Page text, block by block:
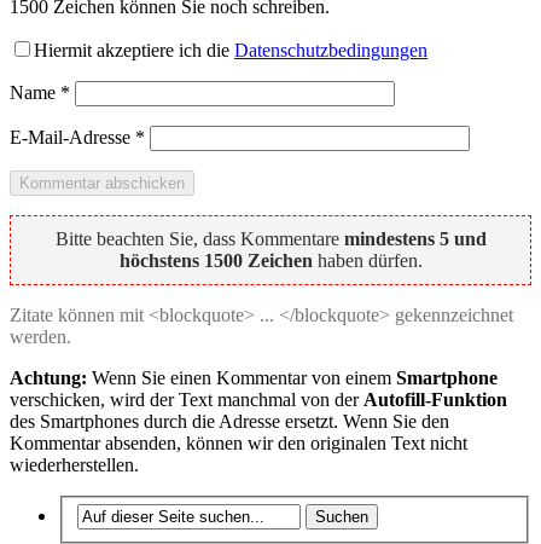
1500 Zeichen können Sie noch schreiben.
Hiermit akzeptiere ich die Datenschutzbedingungen
Name *
E-Mail-Adresse *
Bitte beachten Sie, dass Kommentare mindestens 5 und
höchstens 1500 Zeichen haben dürfen.
Zitate können mit <blockquote> ... </blockquote> gekennzeichnet
werden.
Achtung: Wenn Sie einen Kommentar von einem Smartphone
verschicken, wird der Text manchmal von der Autofill-Funktion
des Smartphones durch die Adresse ersetzt. Wenn Sie den
Kommentar absenden, können wir den originalen Text nicht
wiederherstellen.